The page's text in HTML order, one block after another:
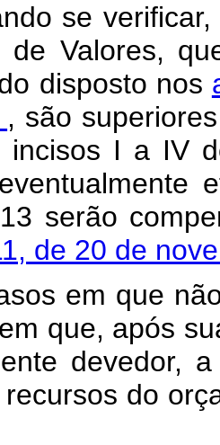
se
de Valores,
disposto nos
, são
incisos I a IV
serão
de 20 de
em que
que, após
devedor,
do